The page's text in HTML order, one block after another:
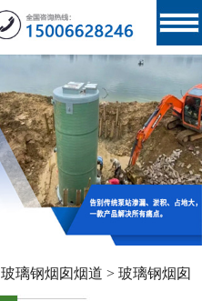
玻璃钢烟囱烟道 > 玻璃钢烟囱